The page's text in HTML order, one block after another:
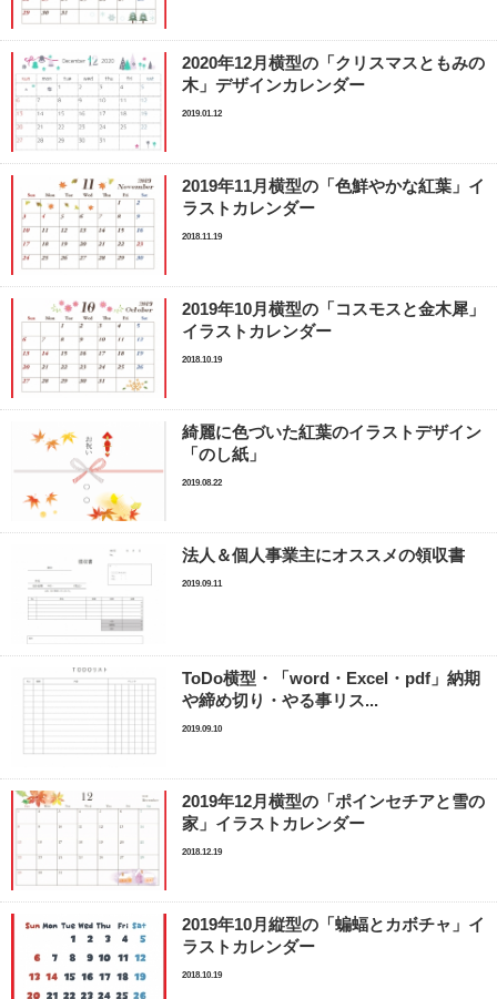
2020年12月横型の「クリスマスともみの
木」デザインカレンダー
2019.01.12
2019年11月横型の「色鮮やかな紅葉」イ
ラストカレンダー
2018.11.19
2019年10月横型の「コスモスと金木犀」
イラストカレンダー
2018.10.19
綺麗に色づいた紅葉のイラストデザイン
「のし紙」
2019.08.22
法人＆個人事業主にオススメの領収書
2019.09.11
ToDo横型・「word・Excel・pdf」納期
や締め切り・やる事リス...
2019.09.10
2019年12月横型の「ポインセチアと雪の
家」イラストカレンダー
2018.12.19
2019年10月縦型の「蝙蝠とカボチャ」イ
ラストカレンダー
2018.10.19